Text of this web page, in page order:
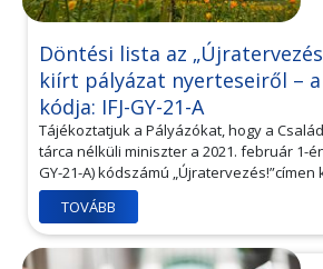
Döntési lista az
kiírt pályázat nyerteseiről –
kódja: IFJ-GY-21-A
Tájékoztatjuk a Pályázókat, hogy a
tárca nélküli miniszter a 2021. február 1-
GY-21-A) kódszámú „Újratervezés!”címen
TOVÁBB